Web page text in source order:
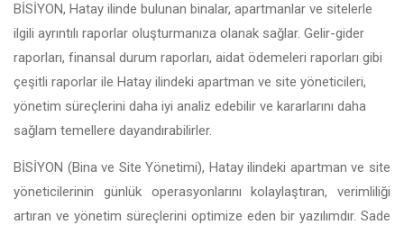
BİSİYON, Hatay ilinde bulunan binalar, apartmanlar ve sitelerle
ilgili ayrıntılı raporlar oluşturmanıza olanak sağlar. Gelir-gider
raporları, finansal durum raporları, aidat ödemeleri raporları gibi
çeşitli raporlar ile Hatay ilindeki apartman ve site yöneticileri,
yönetim süreçlerini daha iyi analiz edebilir ve kararlarını daha
sağlam temellere dayandırabilirler.
BİSİYON (Bina ve Site Yönetimi), Hatay ilindeki apartman ve site
yöneticilerinin günlük operasyonlarını kolaylaştıran, verimliliği
artıran ve yönetim süreçlerini optimize eden bir yazılımdır. Sade